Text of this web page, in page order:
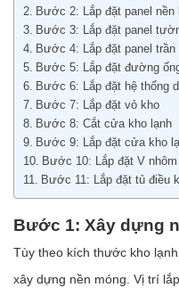
Bước 2: Lắp đặt panel nền
Bước 3: Lắp đặt panel
Bước 4: Lắp đặt panel trần
Bước 5: Lắp đặt đường
Bước 6: Lắp đặt hệ thống
Bước 7: Lắp đặt vỏ kho
Bước 8: Cắt cửa kho lạnh
Bước 9: Lắp đặt cửa kho
Bước 10: Lắp đặt V
Bước 11: Lắp đặt tủ điều
Bước 1: Xây dựng
Tùy theo kích thước kho
xây dựng nền móng. Vị trí